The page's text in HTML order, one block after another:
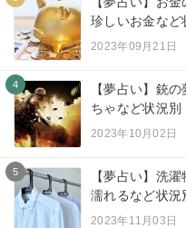
珍しいお金など
2023年09月21日
4
【夢占い】銃
ちゃなど状況別
2023年10月02日
5
【夢占い】洗
濡れるなど状況
2023年11月03日